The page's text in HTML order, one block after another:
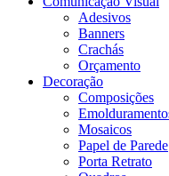
Adesivos
Banners
Crachás
Orçamento
Decoração
Composições
Mosaicos
Papel de Parede
Porta Retrato